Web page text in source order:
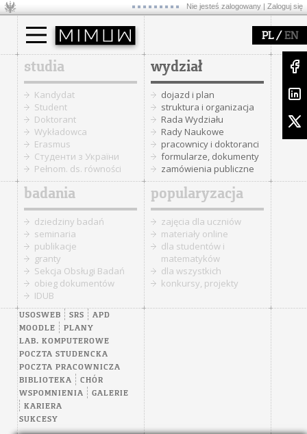
Nie jesteś zalogowany | Zaloguj się
PL/ EN
studia
Kandydat
Student
Doktorant
Wykładowca
Erasmus
Cтуденти з України
Pełnom. ds. równości
wydział
dojazd i plan
struktura i organizacja
Rada Wydziału
Rady Naukowe
pracownicy i doktoranci
formularze, dokumenty
zamówienia publiczne
badania
dziedziny badań
seminaria
publikacje
granty
Sekcja Obsługi Badań
obieg dokumentów
IDUB
popularyzacja
zajęcia dla uczniów
materiały online
dla studentów i
matematyków
dla wszystkich
konkursy, projekty
USOSWEB SRS
APD
MOODLE
PLANY
LAB. KOMPUTEROWE
POCZTA STUDENCKA
POCZTA PRACOWNICZA
BIBLIOTEKA
CHÓR
WSPOMNIENIA
GALERIE
KARIERA
SUKCESY